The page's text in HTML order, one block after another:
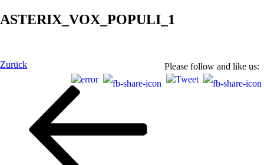
ASTERIX_VOX_POPULI_1
Please follow and like us:
Beitragsnavigation
Vorheriger
Zurück